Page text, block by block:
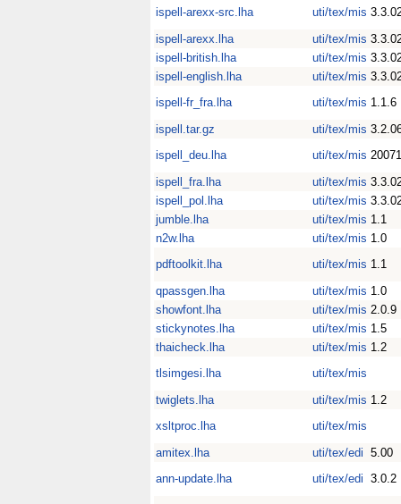
ispell-arexx-src.lha uti/tex/mis
ispell-arexx.lha
uti/tex/mis
ispell-british.lha
uti/tex/mis
ispell-english.lha
uti/tex/mis
ispell-fr_fra.lha
uti/tex/mis 1.1.6
ispell.tar.gz
uti/tex/mis
ispell_deu.lha
uti/tex/mis
ispell_fra.lha
uti/tex/mis
ispell_pol.lha
uti/tex/mis
jumble.lha
uti/tex/mis 1.1
n2w.lha
uti/tex/mis 1.0
pdftoolkit.lha
uti/tex/mis 1.1
qpassgen.lha
uti/tex/mis 1.0
showfont.lha
uti/tex/mis 2.0.9
stickynotes.lha
uti/tex/mis 1.5
thaicheck.lha
uti/tex/mis 1.2
tlsimgesi.lha
uti/tex/mis
twiglets.lha
uti/tex/mis 1.2
xsltproc.lha
uti/tex/mis
amitex.lha
uti/tex/edi 5.00
ann-update.lha
uti/tex/edi 3.0.2